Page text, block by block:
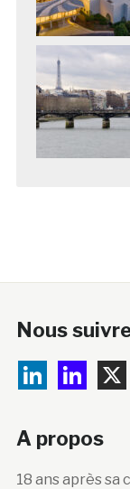
Nous
A propos
18 ans après